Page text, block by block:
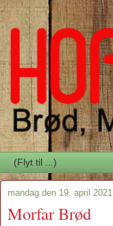
mandag den 19. april 2021
Morfar Brød